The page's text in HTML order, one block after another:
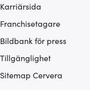
Karriärsida
Franchisetagare
Bildbank för press
Tillgänglighet
Sitemap Cervera